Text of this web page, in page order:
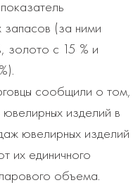
запасов (за ними
золото с 15 % и
сообщили о том,
изделий в
ювелирных изделий
их единичного
объема.